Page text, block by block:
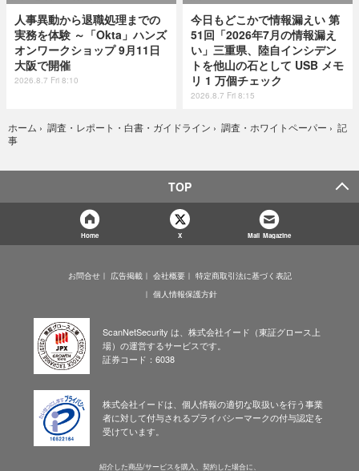
人事異動から退職処理までの
実務を体験 ～「Okta」ハンズ
オンワークショップ 9月11日
大阪で開催
2026.8.7 Fri 8:10
今日もどこかで情報漏えい 第
51回「2026年7月の情報漏え
い」三重県、陸自インシデン
トを他山の石として USB メモ
リ 1 万個チェック
2026.8.7 Fri 8:15
ホーム › 調査・レポート・白書・ガイドライン › 調査・ホワイトペーパー › 記
事
TOP
Home X Mail Magazine
お問合せ 広告掲載 会社概要
特定商取引法に基づく表記
個人情報保護方針
ScanNetSecurity は、株式会社イード（東証グロース上
場）の運営するサービスです。
証券コード：6038
株式会社イードは、個人情報の適切な取扱いを行う事業
者に対して付与されるプライバシーマークの付与認定を
受けています。
紹介した商品/サービスを購入、契約した場合に、